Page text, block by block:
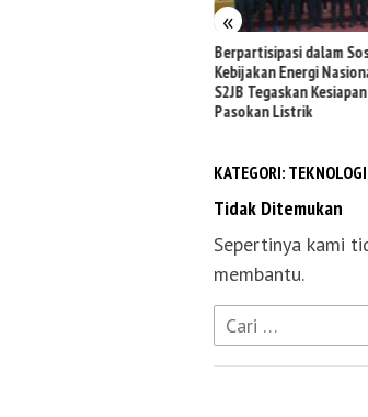
«
Berpartisipasi dalam
Kebijakan Energi
S2JB Tegaskan
Pasokan Listrik
KATEGORI: TEKNOLOGI
Tidak Ditemukan
Sepertinya kami
membantu.
Cari
untuk: